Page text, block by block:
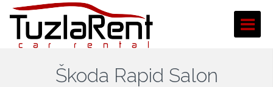
Škoda Rapid Salon